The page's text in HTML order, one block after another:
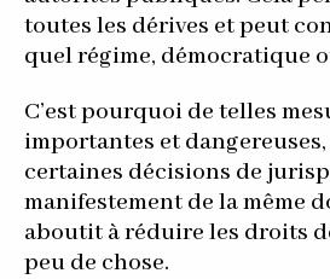
toutes les dérives et peut
quel régime, démocratique
C’est pourquoi de telles
importantes et
certaines décisions de
manifestement de la même
aboutit à réduire les droits
peu de chose.